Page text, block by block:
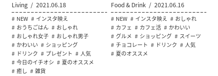
Living 2021.06.18
NEW
インスタ映え
おうちごはん
おしゃれ
おしゃれ女子
おしゃれ男子
かわいい
ショッピング
ドリンク
プレゼント
人気
今日のイチオシ
夏のオススメ
癒し
雑貨
Food & Drink 2021.06.16
NEW インスタ映え
おしゃれ
カフェ
カフェ活
かわいい
グルメ
ショッピング
スイーツ
チョコレート
ドリンク
人気
夏のオススメ